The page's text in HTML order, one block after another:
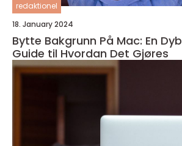
redaktionel
18. January 2024
Bytte Bakgrunn På Mac: En
Guide til Hvordan Det Gjøres